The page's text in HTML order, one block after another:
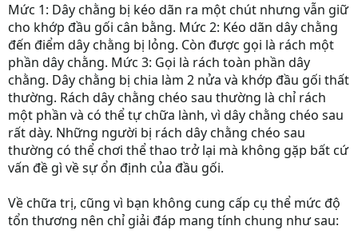
Mức 1: Dây chằng bị kéo dãn ra một chút nhưng vẫn giữ
cho khớp đầu gối cân bằng. Mức 2: Kéo dãn dây chằng
đến điểm dây chằng bị lỏng. Còn được gọi là rách một
phần dây chằng. Mức 3: Gọi là rách toàn phần dây
chằng. Dây chằng bị chia làm 2 nửa và khớp đầu gối thất
thường. Rách dây chằng chéo sau thường là chỉ rách
một phần và có thể tự chữa lành, vì dây chằng chéo sau
rất dày. Những người bị rách dây chằng chéo sau
thường có thể chơi thể thao trở lại mà không gặp bất cứ
vấn đề gì về sự ổn định của đầu gối.
Về chữa trị, cũng vì bạn không cung cấp cụ thể mức độ
tổn thương nên chỉ giải đáp mang tính chung như sau: